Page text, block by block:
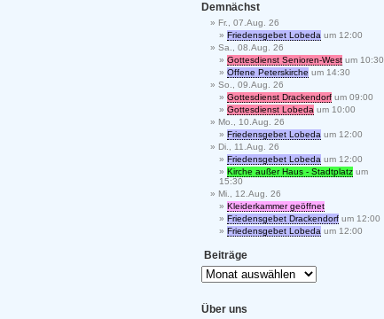
Demnächst
Fr., 07.Aug. 26
Friedensgebet Lobeda um 12:00
Sa., 08.Aug. 26
Gottesdienst Senioren-West um 10:30
Offene Peterskirche um 14:30
So., 09.Aug. 26
Gottesdienst Drackendorf um 09:00
Gottesdienst Lobeda um 10:00
Mo., 10.Aug. 26
Friedensgebet Lobeda um 12:00
Di., 11.Aug. 26
Friedensgebet Lobeda um 12:00
Kirche außer Haus - Stadtplatz um
15:30
Mi., 12.Aug. 26
Kleiderkammer geöffnet
Friedensgebet Drackendorf um 12:00
Friedensgebet Lobeda um 12:00
Beiträge
Über uns